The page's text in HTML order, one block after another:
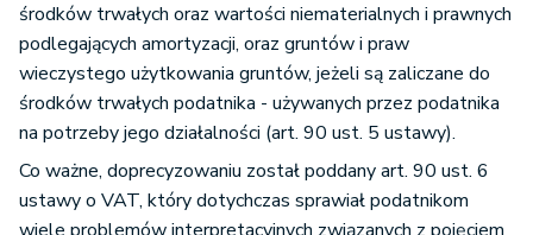
środków trwałych oraz wartości niematerialnych i prawnych
podlegających amortyzacji, oraz gruntów i praw
wieczystego użytkowania gruntów, jeżeli są zaliczane do
środków trwałych podatnika - używanych przez podatnika
na potrzeby jego działalności (art. 90 ust. 5 ustawy).
Co ważne, doprecyzowaniu został poddany art. 90 ust. 6
ustawy o VAT, który dotychczas sprawiał podatnikom